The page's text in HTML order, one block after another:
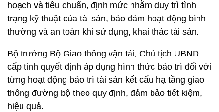
hoạch và tiêu chuẩn, định mức nhằm duy trì tình
trạng kỹ thuật của tài sản, bảo đảm hoạt động bình
thường và an toàn khi sử dụng, khai thác tài sản.
Bộ trưởng Bộ Giao thông vận tải, Chủ tịch UBND
cấp tỉnh quyết định áp dụng hình thức bảo trì đối với
từng hoạt động bảo trì tài sản kết cấu hạ tầng giao
thông đường bộ theo quy định, đảm bảo tiết kiệm,
hiệu quả.